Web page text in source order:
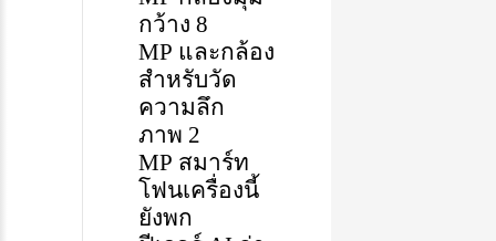
กว้าง 8
MP และกล้อง
สำหรับวัด
ความลึก
ภาพ 2
MP สมาร์ท
โฟนเครื่องนี้
ยังพก